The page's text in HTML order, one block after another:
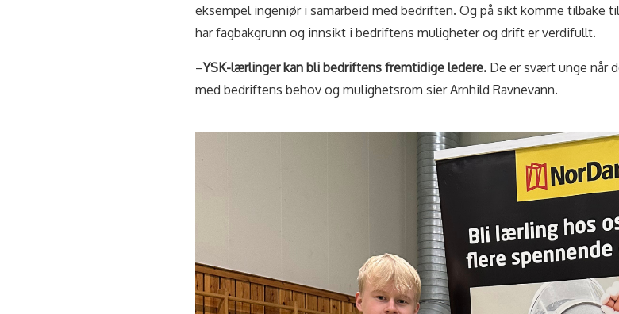
eksempel ingeniør i samarbeid med bedriften. Og på sikt komme tilbake
har fagbakgrunn og innsikt i bedriftens muligheter og drift er verdifullt.
–YSK-lærlinger kan bli bedriftens fremtidige ledere.De er svært unge når
med bedriftens behov og mulighetsrom sier Arnhild Ravnevann.